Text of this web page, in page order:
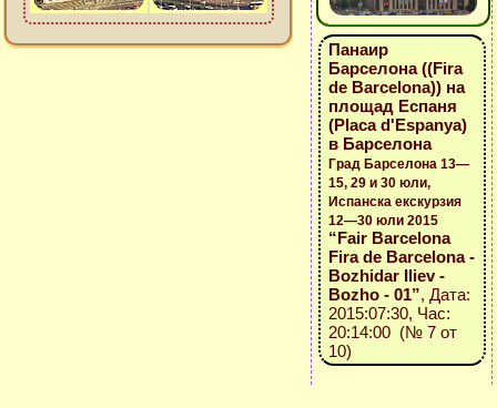
Панаир
Барселона ((Fira
de Barcelona)) на
площад Еспаня
(Placa d'Espanya)
в Барселона
Град Барселона 13—
15, 29 и 30 юли,
Испанска екскурзия
12—30 юли 2015
“Fair Barcelona
Fira de Barcelona -
Bozhidar Iliev -
Bozho - 01”, Дата:
2015:07:30, Час:
20:14:00 (№ 7 от
10)